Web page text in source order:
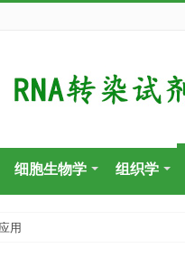
细胞生物学 组织学
用